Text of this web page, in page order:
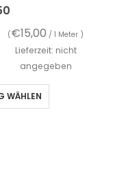
(€15,00 / 1 Meter )
Lieferzeit: nicht
angegeben
WÄHLEN